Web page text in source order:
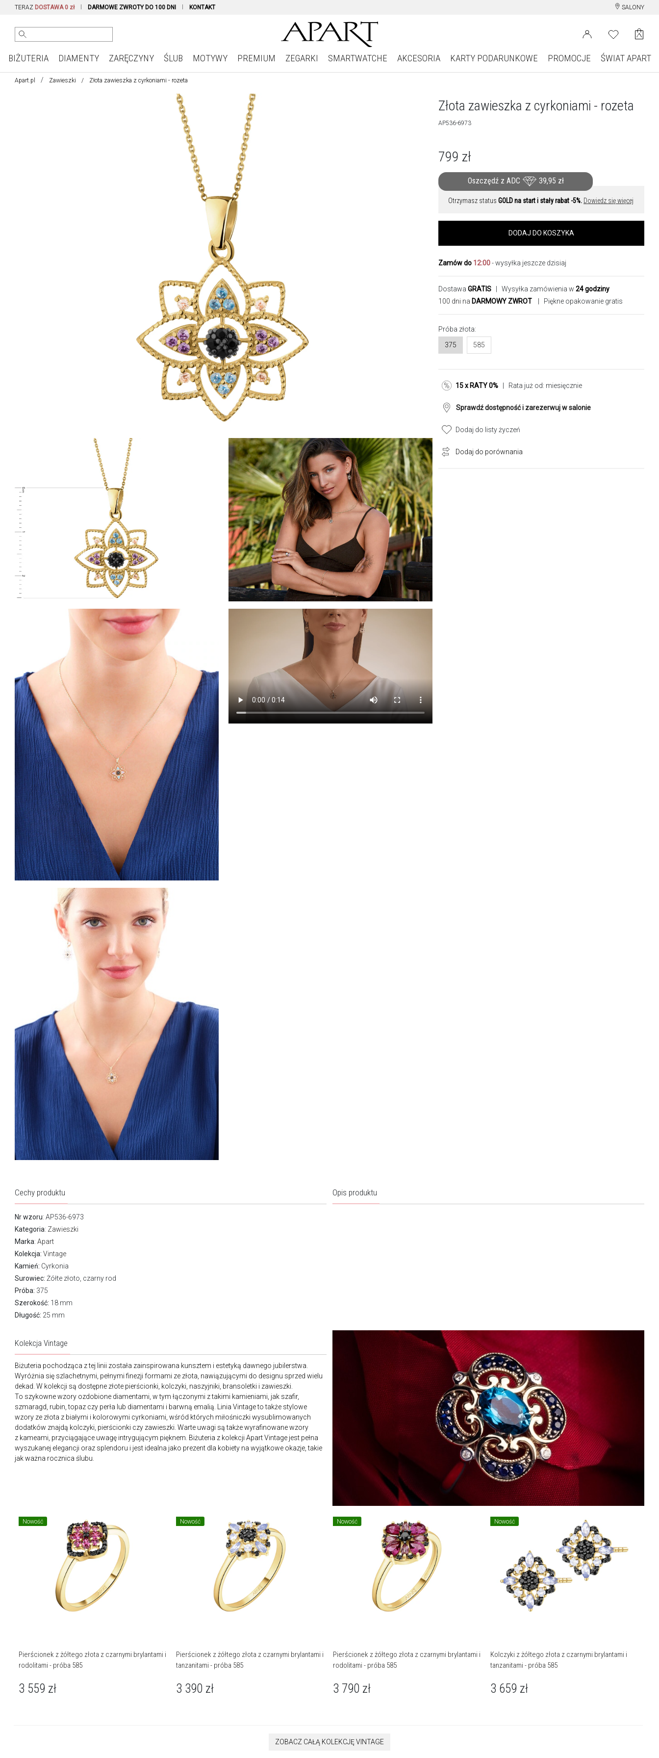
TERAZ DOSTAWA 0 zł DARMOWE ZWROTY DO 100 DNI KONTAKT SALONY
BIŻUTERIA DIAMENTY ZARĘCZYNY ŚLUB MOTYWY PREMIUM ZEGARKI SMARTWATCHE AKCESORIA KARTY PODARUNKOWE PROMOCJE ŚWIAT APART
Apart.pl Zawieszki Złota zawieszka z cyrkoniami - rozeta
Złota zawieszka z cyrkoniami - rozeta
AP536-6973
799 zł
Oszczędź z ADC 39,95 zł
Otrzymasz status GOLD na start i stały rabat -5%. Dowiedz się więcej
DODAJ DO KOSZYKA
Zamów do 12:00- wysyłka jeszcze dzisiaj
Dostawa GRATIS | Wysyłka zamówienia w 24 godziny
100 dni na DARMOWY ZWROT | Piękne opakowanie gratis
Próba złota:
375
585
15 x RATY 0% | Rata już od: miesięcznie
Sprawdź dostępność i zarezerwuj w salonie
Dodaj do listy życzeń
Dodaj do porównania
Cechy produktu
Nr wzoru: AP536-6973
Kategoria: Zawieszki
Marka: Apart
Kolekcja: Vintage
Kamień: Cyrkonia
Surowiec: Żółte złoto, czarny rod
Próba: 375
Szerokość: 18 mm
Długość: 25 mm
Opis produktu
Kolekcja Vintage
Biżuteria pochodząca z tej linii została zainspirowana kunsztem i estetyką dawnego jubilerstwa.
Wyróżnia się szlachetnymi, pełnymi finezji formami ze złota, nawiązującymi do designu sprzed wielu
dekad. W kolekcji są dostępne złote pierścionki, kolczyki, naszyjniki, bransoletki i zawieszki.
To szykowne wzory ozdobione diamentami, w tym łączonymi z takimi kamieniami, jak szafir,
szmaragd, rubin, topaz czy perła lub diamentami i barwną emalią. Linia Vintage to także stylowe
wzory ze złota z białymi i kolorowymi cyrkoniami, wśród których miłośniczki wysublimowanych
dodatków znajdą kolczyki, pierścionki czy zawieszki. Warte uwagi są także wyrafinowane wzory
z kameami, przyciągające uwagę intrygującym pięknem. Biżuteria z kolekcji Apart Vintage jest pełna
wyszukanej elegancji oraz splendoru i jest idealna jako prezent dla kobiety na wyjątkowe okazje, takie
jak ważna rocznica ślubu.
Nowość
Pierścionek z żółtego złota z czarnymi brylantami i
rodolitami - próba 585
3 559 zł
Nowość
Pierścionek z żółtego złota z czarnymi brylantami i
tanzanitami - próba 585
3 390 zł
Nowość
Pierścionek z żółtego złota z czarnymi brylantami i
rodolitami - próba 585
3 790 zł
Nowość
Kolczyki z żółtego złota z czarnymi brylantami i
tanzanitami - próba 585
3 659 zł
ZOBACZ CAŁĄ KOLEKCJĘ VINTAGE